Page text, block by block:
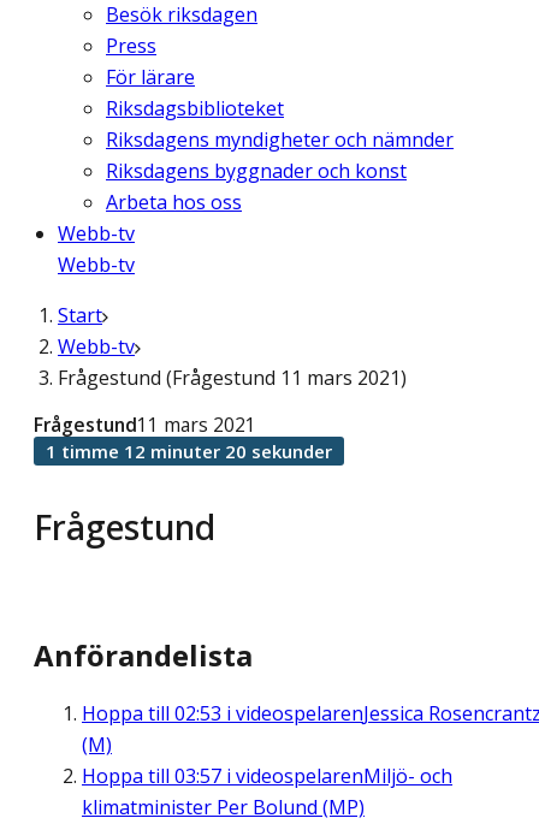
Besök riksdagen
Press
För lärare
Riksdagsbiblioteket
Riksdagens myndigheter och nämnder
Riksdagens byggnader och konst
Arbeta hos oss
Webb-tv
Webb-tv
Start
Webb-tv
Frågestund (Frågestund 11 mars 2021)
Frågestund
Frågestund11 mars 2021
1 timme 12 minuter 20 sekunder
Anförandelista
Hoppa till 02:53 i videospelarenJessica
(M)
Hoppa till 03:57 i videospelarenMiljö- och
klimatminister Per Bolund (MP)